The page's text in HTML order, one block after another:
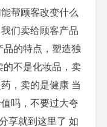
帮顾客改变什么
们卖给顾客产品
的特点，塑造独
的不是化妆品，卖
，卖的是健康 当
吗，不要过大夸
享就到这里了 如